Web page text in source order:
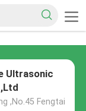
Ultrasonic
,No.45 Fengtai